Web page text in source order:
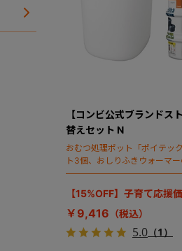
【コンビ公式ブランドス
替えセット N
おむつ処理ポット「ポイテッ
ト3個、おしりふきウォーマ
【15%OFF】子育て応援
￥9,416
5.0 （1）